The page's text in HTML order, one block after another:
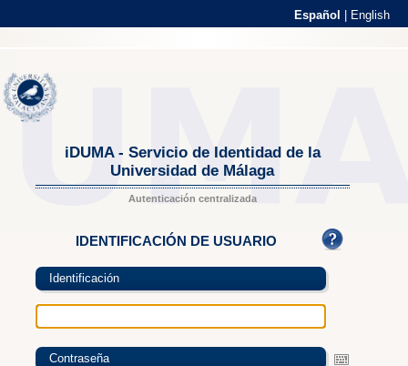
Español English
iDUMA - Servicio de Identidad de la
Universidad de Málaga
Autenticación centralizada
IDENTIFICACIÓN DE USUARIO
Identificación
Contraseña